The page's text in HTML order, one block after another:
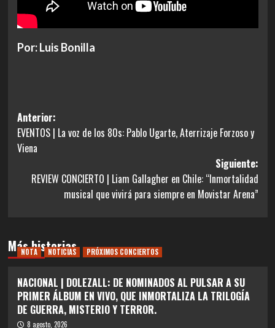
Por: Luis Bonilla
Navegación
de
entradas
Anterior:
EVENTOS | La voz de los 80s: Pablo Ugarte, Aterrizaje Forzoso y
Viena
Siguiente:
REVIEW CONCIERTO | Liam Gallagher en Chile: “Inmortalidad
musical que vivirá para siempre en Movistar Arena”
Más historias
NOTA NOTICIAS PRÓXIMOS CONCIERTOS
NACIONAL | DOLEZALL: DE NOMINADOS AL PULSAR A SU
PRIMER ÁLBUM EN VIVO, QUE INMORTALIZA LA TRILOGÍA
DE GUERRA, MISTERIO Y TERROR.
8 agosto, 2026